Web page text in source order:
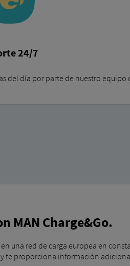
24/7
del día por parte de nuestro equipo
MAN Charge&Go.
una red de carga europea en
te proporciona información